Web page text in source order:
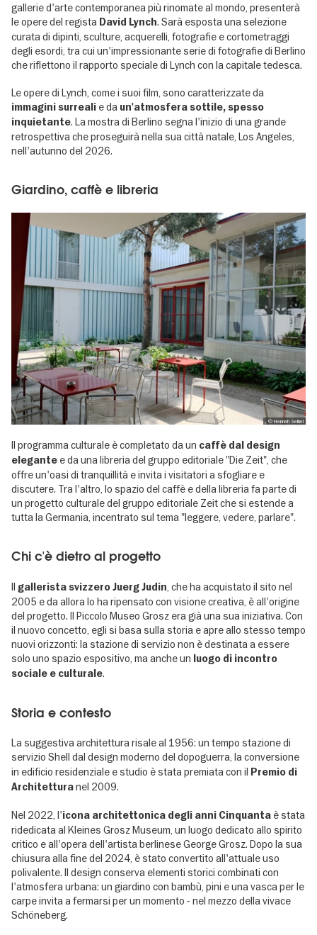
gallerie d'arte contemporanea più rinomate al mondo, presenterà
le opere del regista David Lynch. Sarà esposta una selezione
curata di dipinti, sculture, acquerelli, fotografie e cortometraggi
degli esordi, tra cui un'impressionante serie di fotografie di Berlino
che riflettono il rapporto speciale di Lynch con la capitale tedesca.
Le opere di Lynch, come i suoi film, sono caratterizzate da
immagini surreali e da un'atmosfera sottile, spesso
inquietante. La mostra di Berlino segna l'inizio di una grande
retrospettiva che proseguirà nella sua città natale, Los Angeles,
nell'autunno del 2026.
Giardino, caffè e libreria
, © Hannah Seibel
Il programma culturale è completato da un caffè dal design
elegante e da una libreria del gruppo editoriale "Die Zeit", che
offre un'oasi di tranquillità e invita i visitatori a sfogliare e
discutere. Tra l'altro, lo spazio del caffè e della libreria fa parte di
un progetto culturale del gruppo editoriale Zeit che si estende a
tutta la Germania, incentrato sul tema "leggere, vedere, parlare".
Chi c'è dietro al progetto
Il gallerista svizzero Juerg Judin, che ha acquistato il sito nel
2005 e da allora lo ha ripensato con visione creativa, è all'origine
del progetto. Il Piccolo Museo Grosz era già una sua iniziativa. Con
il nuovo concetto, egli si basa sulla storia e apre allo stesso tempo
nuovi orizzonti: la stazione di servizio non è destinata a essere
solo uno spazio espositivo, ma anche un luogo di incontro
sociale e culturale.
Storia e contesto
La suggestiva architettura risale al 1956: un tempo stazione di
servizio Shell dal design moderno del dopoguerra, la conversione
in edificio residenziale e studio è stata premiata con il Premio di
Architetturanel 2009.
Nel 2022, l'icona architettonica degli anni Cinquanta è stata
ridedicata al Kleines Grosz Museum, un luogo dedicato allo spirito
critico e all'opera dell'artista berlinese George Grosz. Dopo la sua
chiusura alla fine del 2024, è stato convertito all'attuale uso
polivalente. Il design conserva elementi storici combinati con
l'atmosfera urbana: un giardino con bambù, pini e una vasca per le
carpe invita a fermarsi per un momento - nel mezzo della vivace
Schöneberg.